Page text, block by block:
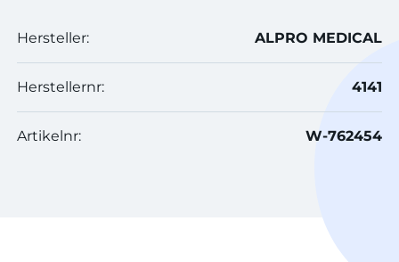
Hersteller: ALPRO MEDICAL
Herstellernr: 4141
Artikelnr: W-762454